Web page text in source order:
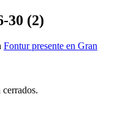
30 (2)
Fontur presente en Gran